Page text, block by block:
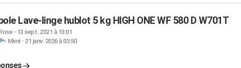
Lave-linge hublot 5 kg HIGH ONE WF 580 D W701T
- 13 sept. 2021 à 13:01
Mimi- 21 janv. 2026 à 03:50